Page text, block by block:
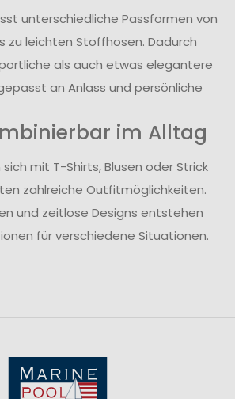
unterschiedliche Passformen von
zu leichten Stoffhosen. Dadurch
als auch etwas elegantere
an Anlass und persönliche
im Alltag
mit T-Shirts, Blusen oder Strick
zahlreiche Outfitmöglichkeiten.
und zeitlose Designs entstehen
für verschiedene Situationen.